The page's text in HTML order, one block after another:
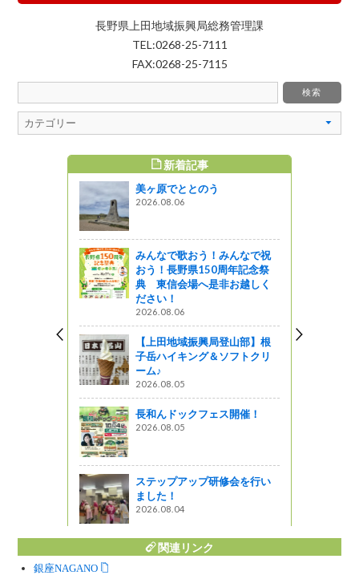
長野県上田地域振興局総務管理課
TEL:0268-25-7111
FAX:0268-25-7115
新着記事
美ヶ原でととのう
2026.08.06
みんなで歌おう！みんなで祝
おう！長野県150周年記念祭
典 東信会場へ是非お越しく
ださい！
2026.08.06
【上田地域振興局登山部】根
子岳ハイキング＆ソフトクリ
ーム♪
2026.08.05
長和んドックフェス開催！
2026.08.05
ステップアップ研修会を行い
ました！
2026.08.04
関連リンク
銀座NAGANO